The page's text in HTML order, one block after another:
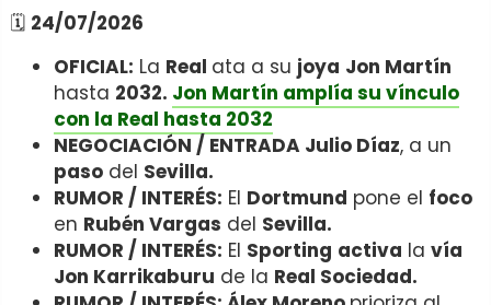
🗓️ 24/07/2026
OFICIAL: La Real ata a su joya Jon Martín
hasta 2032. Jon Martín amplía su vínculo
con la Real hasta 2032
NEGOCIACIÓN / ENTRADA Julio Díaz, a un
paso del Sevilla.
RUMOR / INTERÉS: El Dortmund pone el foco
en Rubén Vargas del Sevilla.
RUMOR / INTERÉS: El Sporting activa la vía
Jon Karrikaburu de la Real Sociedad.